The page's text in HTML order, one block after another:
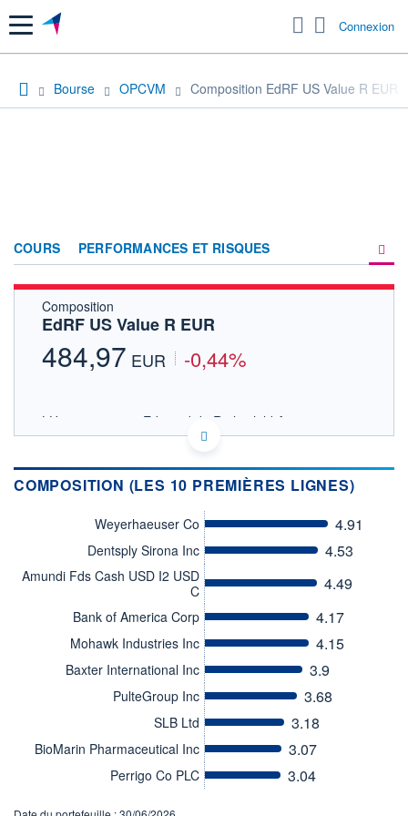
Menu Connexion
Bourse OPCVM Composition EdRF US Value R EUR
COURS PERFORMANCES ET RISQUES
Composition
EdRF US Value R EUR
484,97 EUR -0,44%
LU1103305709 - Edmond de Rothschild Asset
Management (France)
Consulter le prospectus / DIC
04/12 07/04
Actions Etats-Unis Gdes
FONDS PARTENAIRES
TARIFS PRIVILÉGIÉS 0%
PEA-PME BOURSOVIE LUX
BOURSOVIE
COMPOSITION (LES 10 PREMIÈRES LIGNES)
Weyerhaeuser Co 4.91
Dentsply Sirona Inc 4.53
Amundi Fds Cash USD I2 USD
C
4.49
Bank of America Corp 4.17
Mohawk Industries Inc 4.15
Baxter International Inc 3.9
PulteGroup Inc 3.68
SLB Ltd 3.18
BioMarin Pharmaceutical Inc 3.07
Perrigo Co PLC 3.04